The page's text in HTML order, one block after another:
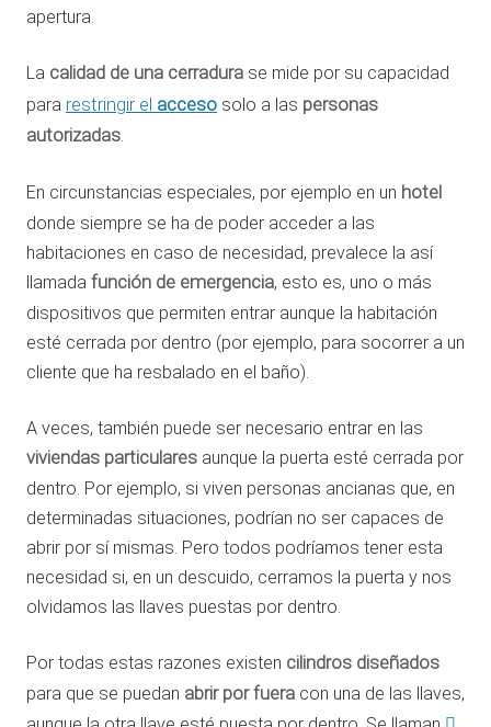
apertura.
La calidad de una cerradura se mide por su capacidad
para restringir el acceso solo a las personas
autorizadas.
En circunstancias especiales, por ejemplo en un hotel
donde siempre se ha de poder acceder a las
habitaciones en caso de necesidad, prevalece la así
llamada función de emergencia, esto es, uno o más
dispositivos que permiten entrar aunque la habitación
esté cerrada por dentro (por ejemplo, para socorrer a un
cliente que ha resbalado en el baño).
A veces, también puede ser necesario entrar en las
viviendas particulares aunque la puerta esté cerrada por
dentro. Por ejemplo, si viven personas ancianas que, en
determinadas situaciones, podrían no ser capaces de
abrir por sí mismas. Pero todos podríamos tener esta
necesidad si, en un descuido, cerramos la puerta y nos
olvidamos las llaves puestas por dentro.
Por todas estas razones existen cilindros diseñados
para que se puedan abrir por fuera con una de las llaves,